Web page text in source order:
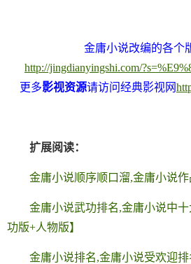
金庸小说改编的各个
http://jingdianyingshi.com/
更多影视资源请访问经典影视网
扩展阅读：
金庸小说顺序顺口溜,金庸小说
金庸小说武功排名,金庸小说中
功版+人物版】
金庸小说排名,金庸小说受欢迎排